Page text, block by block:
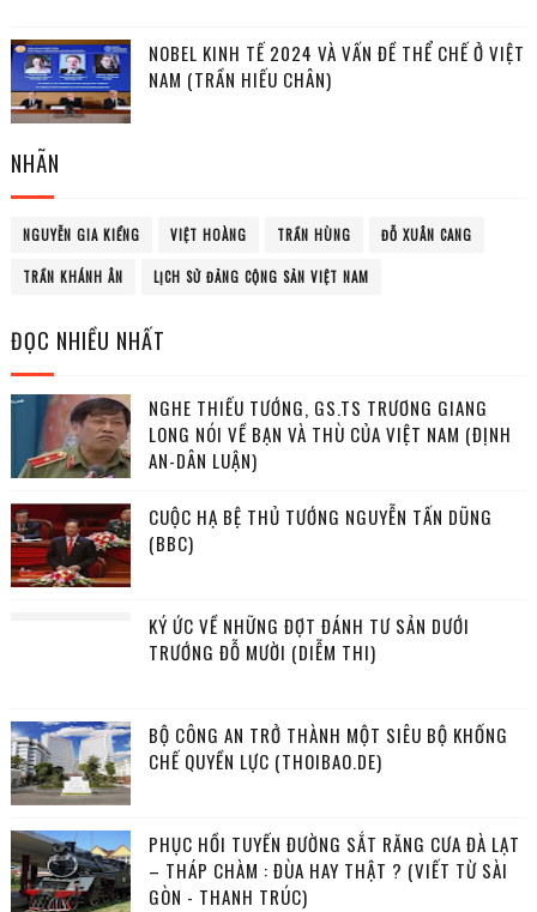
NOBEL KINH TẾ 2024 VÀ VẤN ĐỀ THỂ CHẾ Ở VIỆT
NAM (TRẦN HIẾU CHÂN)
NHÃN
NGUYỄN GIA KIỂNG VIỆT HOÀNG TRẦN HÙNG ĐỖ XUÂN CANG
TRẦN KHÁNH ÂN LỊCH SỬ ĐẢNG CỘNG SẢN VIỆT NAM
ĐỌC NHIỀU NHẤT
NGHE THIẾU TƯỚNG, GS.TS TRƯƠNG GIANG
LONG NÓI VỀ BẠN VÀ THÙ CỦA VIỆT NAM (ĐỊNH
AN-DÂN LUẬN)
CUỘC HẠ BỆ THỦ TƯỚNG NGUYỄN TẤN DŨNG
(BBC)
KÝ ỨC VỀ NHỮNG ĐỢT ĐÁNH TƯ SẢN DƯỚI
TRƯỚNG ĐỖ MƯỜI (DIỄM THI)
BỘ CÔNG AN TRỞ THÀNH MỘT SIÊU BỘ KHỐNG
CHẾ QUYỀN LỰC (THOIBAO.DE)
PHỤC HỒI TUYẾN ĐƯỜNG SẮT RĂNG CƯA ĐÀ LẠT
– THÁP CHÀM : ĐÙA HAY THẬT ? (VIẾT TỪ SÀI
GÒN - THANH TRÚC)